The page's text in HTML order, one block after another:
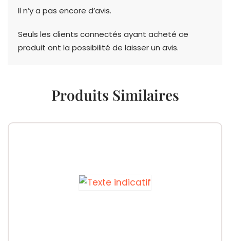
Il n’y a pas encore d’avis.
Seuls les clients connectés ayant acheté ce
produit ont la possibilité de laisser un avis.
Produits Similaires